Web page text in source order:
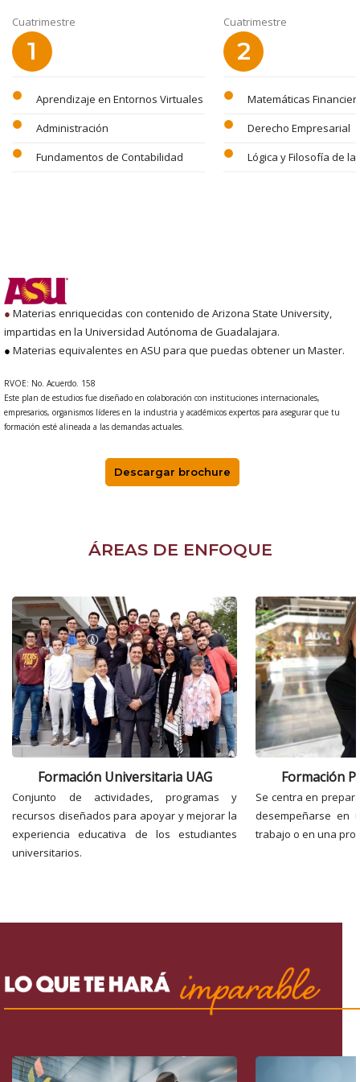
Cuatrimestre
1
circle Aprendizaje en Entornos Virtuales
circle Administración
circle Fundamentos de Contabilidad
Cuatrimestre
2
circle Matemáticas
circle Derecho Empresarial
circle Lógica y Filosofía de la
● Materias enriquecidas con contenido de Arizona State University,
impartidas en la Universidad Autónoma de Guadalajara.
● Materias equivalentes en ASU para que puedas obtener un Master.
RVOE: No. Acuerdo. 158
Este plan de estudios fue diseñado en colaboración con instituciones internacionales,
empresarios, organismos líderes en la industria y académicos expertos para asegurar que tu
formación esté alineada a las demandas actuales.
Descargar brochure
ÁREAS DE ENFOQUE
Formación Universitaria UAG
Conjunto de actividades, programas y
recursos diseñados para apoyar y mejorar la
experiencia educativa de los estudiantes
universitarios.
Formación
Se centra en
desempeñarse en
trabajo o en una